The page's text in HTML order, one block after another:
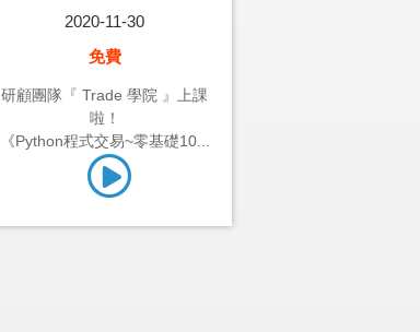
2020-11-30
免費
研顧團隊『 Trade 學院 』上課
啦！
《Python程式交易~零基礎10...